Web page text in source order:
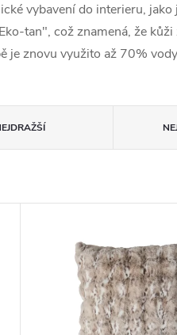
vybavení do interieru,
tan", což znamená, že
znovu využito až 70%